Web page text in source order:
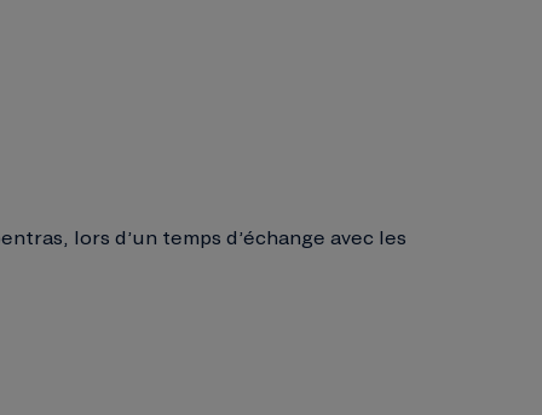
lors d’un temps d’échange avec les